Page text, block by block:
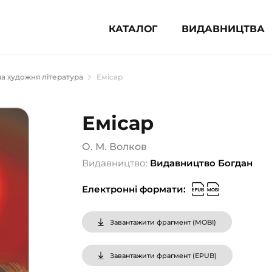
КАТАЛОГ ВИДАВНИЦТВА
література (1854)
для підлітків (240)
популярна література (1015)
література та посібники
довідники, словники
художня література Емісар
Емісар
О. М. Волков
Видавництво: Видавництво Богдан
Електронні формати:
Завантажити фрагмент (MOBI)
Завантажити фрагмент (EPUB)